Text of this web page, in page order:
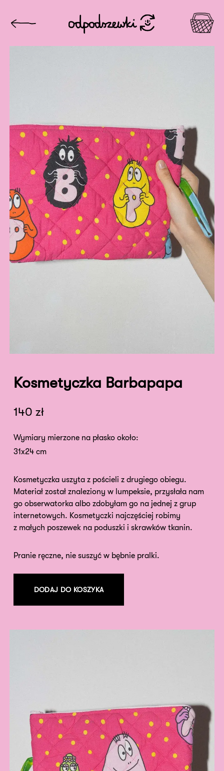
Kosmetyczka Barbapapa
140 zł
Wymiary mierzone na płasko około:
31x24 cm
Kosmetyczka uszyta z pościeli z drugiego obiegu.
Materiał został znaleziony w lumpeksie, przysłała nam
go obserwatorka albo zdobyłam go na jednej z grup
internetowych. Kosmetyczki najczęściej robimy
z małych poszewek na poduszki i skrawków tkanin.
Pranie ręczne, nie suszyć w bębnie pralki.
DODAJ DO KOSZYKA